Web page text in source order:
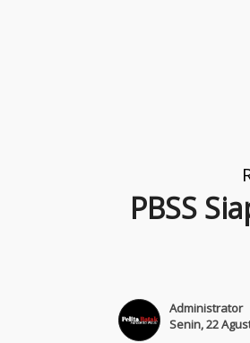
PBSS
Administrator
Senin, 22